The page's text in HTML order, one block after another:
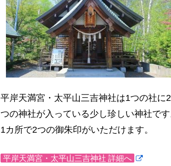
平岸天満宮・太平山三吉神社は1つの社に2
つの神社が入っている少し珍しい神社です
1カ所で2つの御朱印がいただけます。
平岸天満宮・太平山三吉神社 詳細へ